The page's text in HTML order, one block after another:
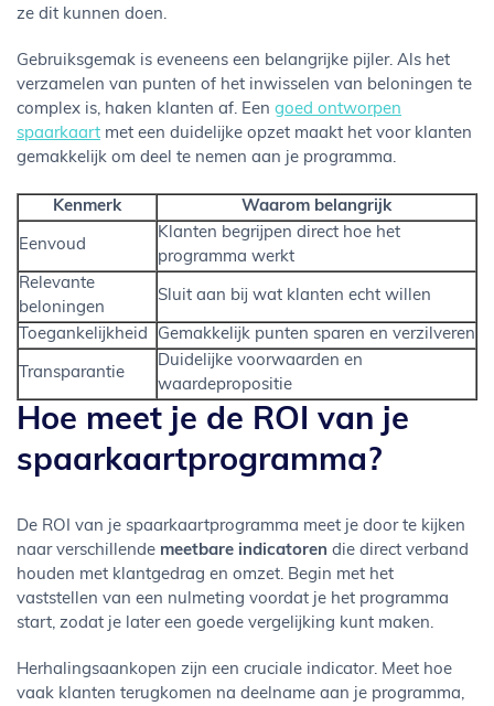
ze dit kunnen doen.
Gebruiksgemak is eveneens een belangrijke pijler. Als het
verzamelen van punten of het inwisselen van beloningen te
complex is, haken klanten af. Een goed ontworpen
spaarkaart met een duidelijke opzet maakt het voor klanten
gemakkelijk om deel te nemen aan je programma.
Kenmerk Waarom belangrijk
Eenvoud
Klanten begrijpen direct hoe het
programma werkt
Relevante
beloningen
Sluit aan bij wat klanten echt willen
Toegankelijkheid Gemakkelijk punten sparen en verzilveren
Transparantie
Duidelijke voorwaarden en
waardepropositie
Hoe meet je de ROI van je
spaarkaartprogramma?
De ROI van je spaarkaartprogramma meet je door te kijken
naar verschillende meetbare indicatoren die direct verband
houden met klantgedrag en omzet. Begin met het
vaststellen van een nulmeting voordat je het programma
start, zodat je later een goede vergelijking kunt maken.
Herhalingsaankopen zijn een cruciale indicator. Meet hoe
vaak klanten terugkomen na deelname aan je programma,